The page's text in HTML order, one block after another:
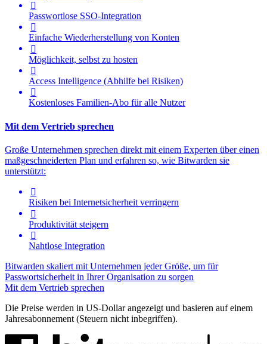

Passwortlose SSO-Integration

Einfache Wiederherstellung von Konten

Möglichkeit, selbst zu hosten

Access Intelligence (Abhilfe bei Risiken)

Kostenloses Familien-Abo für alle Nutzer
Mit dem Vertrieb sprechen
Große Unternehmen sprechen direkt mit einem Experten über einen
maßgeschneiderten Plan und erfahren so, wie Bitwarden sie
unterstützt:

Risiken bei Internetsicherheit verringern

Produktivität steigern

Nahtlose Integration
Bitwarden skaliert mit Unternehmen jeder Größe, um für
Passwortsicherheit in Ihrer Organisation zu sorgen
Mit dem Vertrieb sprechen
Die Preise werden in US-Dollar angezeigt und basieren auf einem
Jahresabonnement (Steuern nicht inbegriffen).